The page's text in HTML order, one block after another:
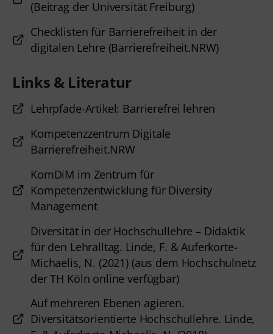
(Beitrag der Universität Freiburg)
Checklisten für Barrierefreiheit in der
digitalen Lehre (Barrierefreiheit.NRW)
Links & Literatur
Lehrpfade-Artikel: Barrierefrei lehren
Kompetenzzentrum Digitale
Barrierefreiheit.NRW
KomDiM im Zentrum für
Kompetenzentwicklung für Diversity
Management
Diversität in der Hochschullehre – Didaktik
für den Lehralltag. Linde, F. & Auferkorte-
Michaelis, N. (2021) (aus dem Hochschulnetz
der TH Köln online verfügbar)
Auf mehreren Ebenen agieren.
Diversitätsorientierte Hochschullehre. Linde,